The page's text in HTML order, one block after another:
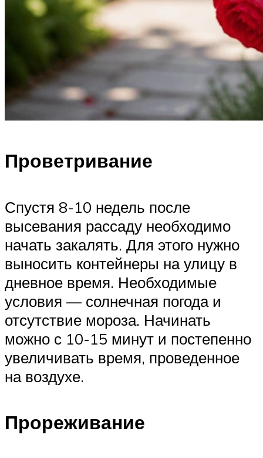
Проветривание
Спустя 8-10 недель после
высевания рассаду необходимо
начать закалять. Для этого нужно
выносить контейнеры на улицу в
дневное время. Необходимые
условия — солнечная погода и
отсутствие мороза. Начинать
можно с 10-15 минут и постепенно
увеличивать время, проведенное
на воздухе.
Прореживание